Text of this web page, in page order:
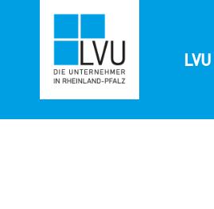
springen
LVU